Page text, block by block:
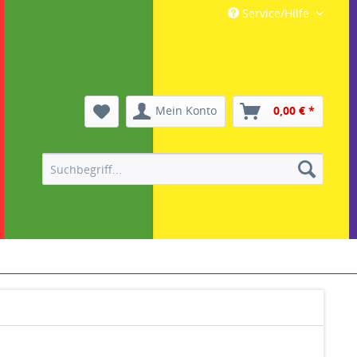
Service/Hilfe
Mein Konto 0,00 € *